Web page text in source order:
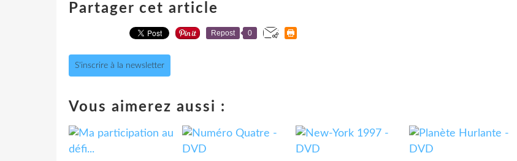
Partager cet article
Repost 0
S'inscrire à la newsletter
Vous aimerez aussi :